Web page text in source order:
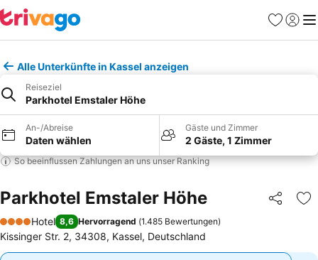
Favoriten
Alle Unterkünfte in Kassel anzeigen
Reiseziel
Parkhotel Emstaler Höhe
An-/Abreise
Daten wählen
Gäste und Zimmer
2 Gäste, 1 Zimmer
So beeinflussen Zahlungen an uns unser Ranking
Parkhotel Emstaler Höhe Teilen
4 Sterne
Hotel 8,6 Hervorragend (1.485 Bewertungen)
Kissinger Str. 2, 34308, Kassel, Deutschland